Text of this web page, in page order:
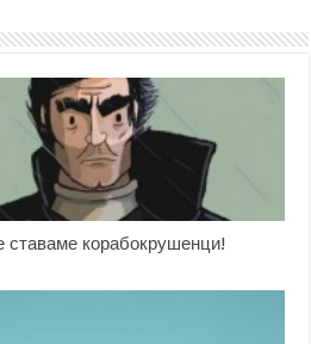
ставаме корабокрушенци!